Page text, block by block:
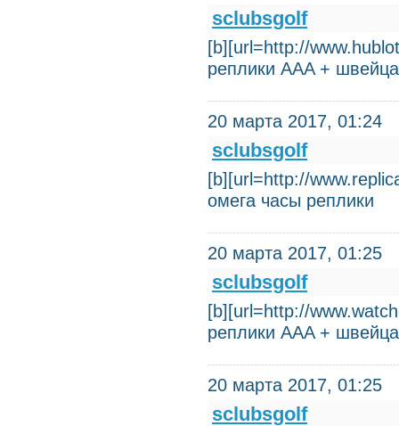
sclubsgolf
[b][url=http://
реплики AAA +
20 марта 2017, 01:24
sclubsgolf
[b][url=http://
омега часы реплики
20 марта 2017, 01:25
sclubsgolf
[b][url=http://
реплики AAA +
20 марта 2017, 01:25
sclubsgolf